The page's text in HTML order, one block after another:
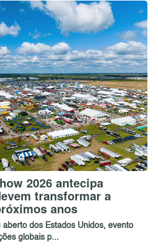
2026 antecipa
transformar a
anos
dos Estados Unidos, evento
globais p...